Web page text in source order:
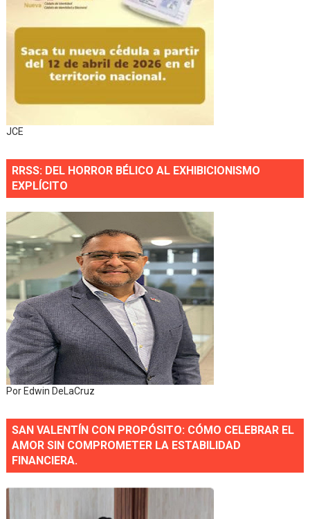
JCE
RRSS: DEL HORROR BÉLICO AL EXHIBICIONISMO
EXPLÍCITO
Por Edwin DeLaCruz
SAN VALENTÍN CON PROPÓSITO: CÓMO CELEBRAR EL
AMOR SIN COMPROMETER LA ESTABILIDAD
FINANCIERA.